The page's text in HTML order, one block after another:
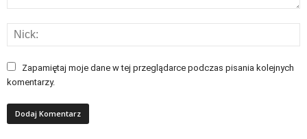
Zapamiętaj moje dane w tej przeglądarce podczas pisania kolejnych
komentarzy.